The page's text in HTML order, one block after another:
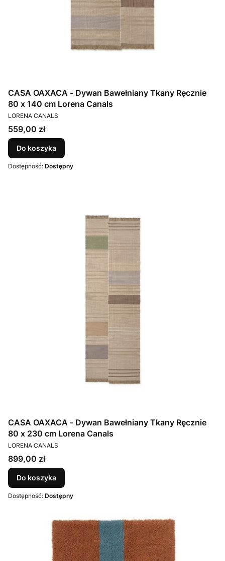
CASA OAXACA - Dywan Bawełniany Tkany Ręcznie
80 x 140 cm Lorena Canals
PRODUCENT
LORENA CANALS
Cena
559,00 zł
Do koszyka
Dostępność: Dostępny
CASA OAXACA - Dywan Bawełniany Tkany Ręcznie
80 x 230 cm Lorena Canals
PRODUCENT
LORENA CANALS
Cena
899,00 zł
Do koszyka
Dostępność: Dostępny